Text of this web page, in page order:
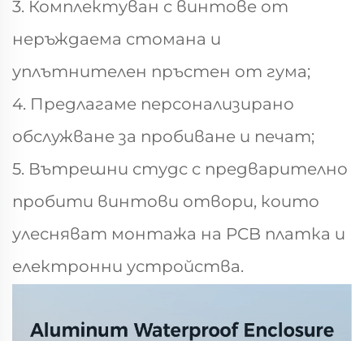
3. Комплектуван с винтове от
неръждаема стомана и
уплътнителен пръстен от гума;
4. Предлагаме персонализирано
обслужване за пробиване и печат;
5. Вътрешни студс с предварително
пробити винтови отвори, които
улесняват монтажа на PCB платка и
електронни устройства.